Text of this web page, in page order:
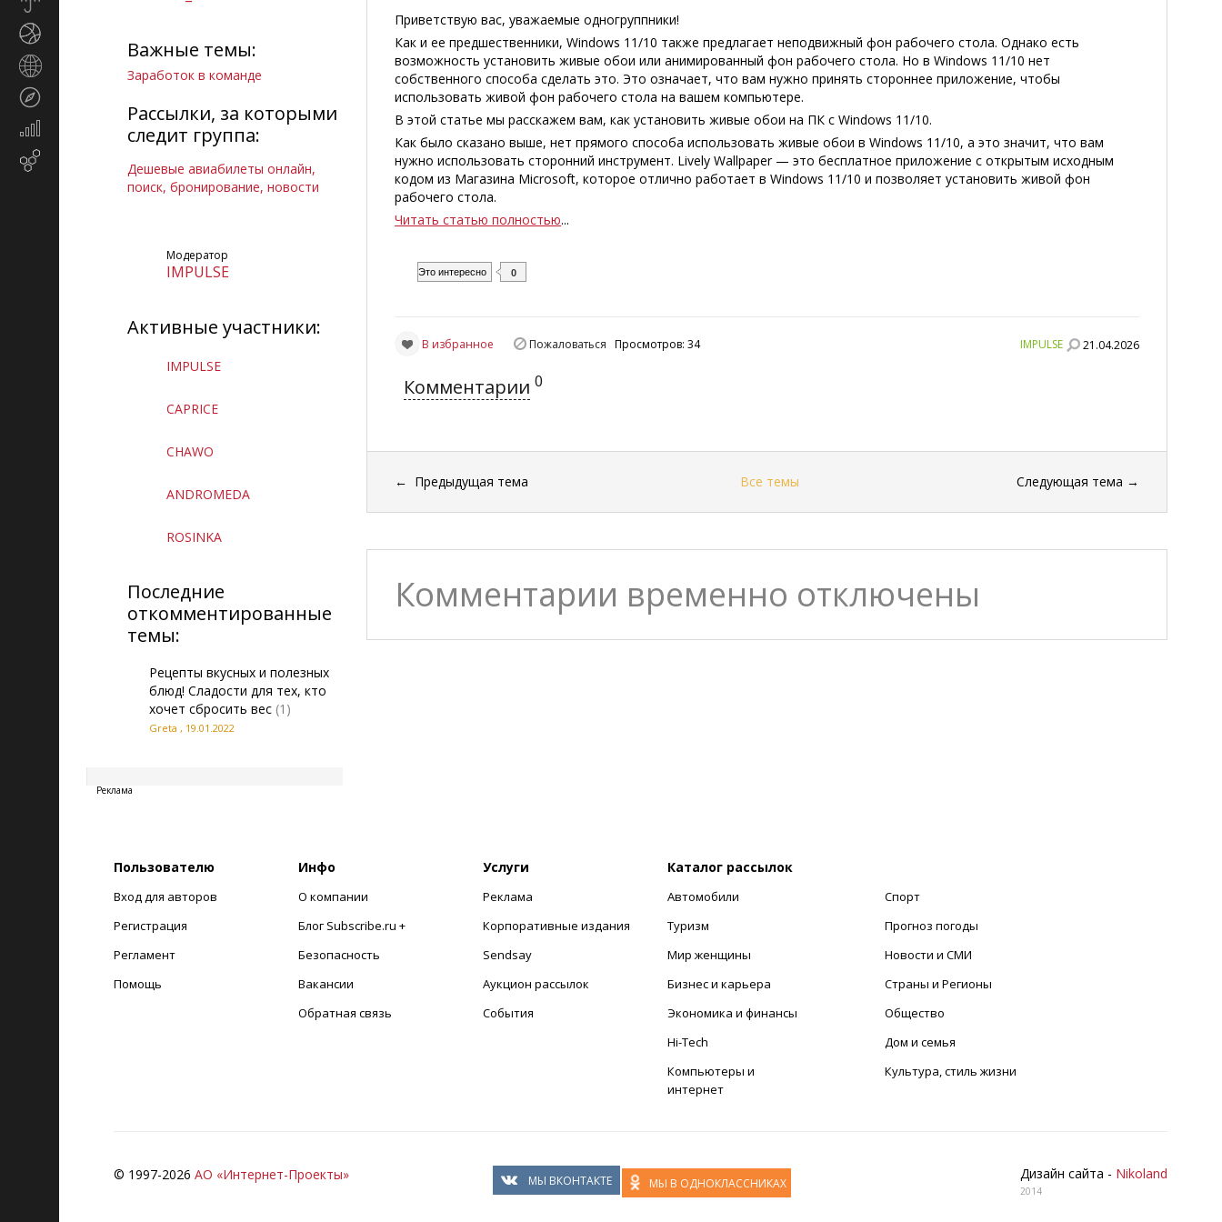
Экономика
маркетинг
Важные темы:
Заработок в команде
Рассылки, за которыми
следит группа:
Дешевые авиабилеты онлайн,
поиск, бронирование, новости
Модератор
IMPULSE
Активные участники:
IMPULSE
CAPRICE
CHAWO
ANDROMEDA
ROSINKA
Последние
откомментированные
темы:
Рецепты вкусных и полезных
блюд! Сладости для тех, кто
хочет сбросить вес (1)
Grеta , 19.01.2022
Реклама
Приветствую вас, уважаемые одногруппники!
Как и ее предшественники, Windows 11/10 также предлагает неподвижный фон рабочего стола. Однако есть
возможность установить живые обои или анимированный фон рабочего стола. Но в Windows 11/10 нет
собственного способа сделать это. Это означает, что вам нужно принять стороннее приложение, чтобы
использовать живой фон рабочего стола на вашем компьютере.
В этой статье мы расскажем вам, как установить живые обои на ПК с Windows 11/10.
Как было сказано выше, нет прямого способа использовать живые обои в Windows 11/10, а это значит, что вам
нужно использовать сторонний инструмент. Lively Wallpaper — это бесплатное приложение с открытым исходным
кодом из Магазина Microsoft, которое отлично работает в Windows 11/10 и позволяет установить живой фон
рабочего стола.
Читать статью полностью...
Это интересно 0
IMPULSE 21.04.2026
В избранное Пожаловаться Просмотров: 34
Комментарии 0
← Предыдущая тема Все темы Следующая тема →
Комментарии временно отключены
Пользователю
Вход для авторов
Регистрация
Регламент
Помощь
Инфо
О компании
Блог Subscribe.ru +
Безопасность
Вакансии
Обратная связь
Услуги
Реклама
Корпоративные издания
Sendsay
Аукцион рассылок
События
Каталог рассылок
Автомобили
Туризм
Мир женщины
Бизнес и карьера
Экономика и финансы
Hi-Tech
Компьютеры и
интернет
Спорт
Прогноз погоды
Новости и СМИ
Страны и Регионы
Общество
Дом и семья
Культура, стиль жизни
© 1997-2026 АО «Интернет-Проекты» Дизайн сайта - Nikoland
2014
МЫ ВКОНТАКТЕ МЫ В ОДНОКЛАССНИКАХ